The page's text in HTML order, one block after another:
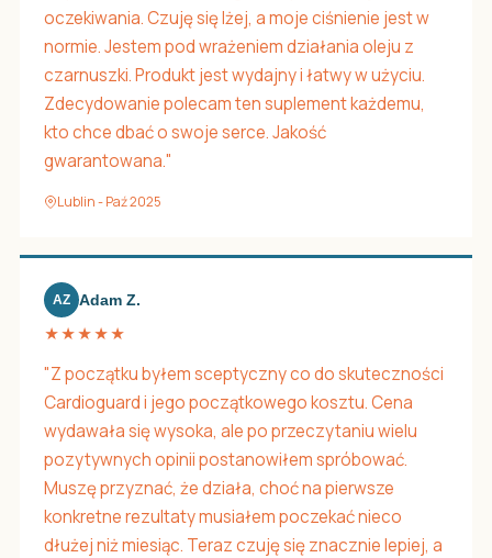
oczekiwania. Czuję się lżej, a moje ciśnienie jest w
normie. Jestem pod wrażeniem działania oleju z
czarnuszki. Produkt jest wydajny i łatwy w użyciu.
Zdecydowanie polecam ten suplement każdemu,
kto chce dbać o swoje serce. Jakość
gwarantowana."
Lublin - Paź 2025
AZ Adam Z.
★★★★★
"Z początku byłem sceptyczny co do skuteczności
Cardioguard i jego początkowego kosztu. Cena
wydawała się wysoka, ale po przeczytaniu wielu
pozytywnych opinii postanowiłem spróbować.
Muszę przyznać, że działa, choć na pierwsze
konkretne rezultaty musiałem poczekać nieco
dłużej niż miesiąc. Teraz czuję się znacznie lepiej, a